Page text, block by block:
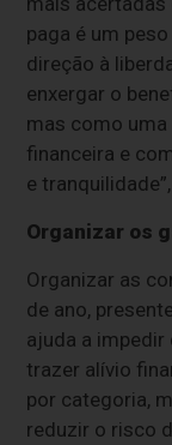
paga é um
direção à
enxergar o
mas como
financeira e
e
Organizar os
Organizar as
de ano,
ajuda a impedir
trazer alívio
por categoria,
reduzir o risco